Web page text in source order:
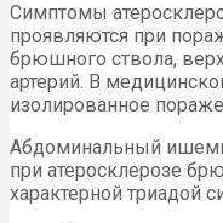
Симптомы
проявляются при
брюшного ствола,
артерий. В
изолированное
Абдоминальный
при атеросклерозе
характерной триадой